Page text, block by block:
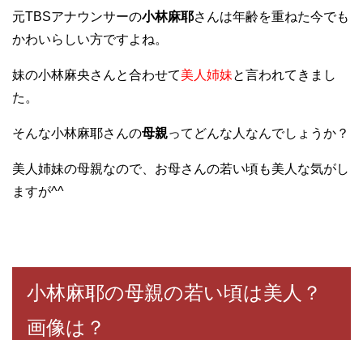
元TBSアナウンサーの小林麻耶さんは年齢を重ねた今でも
かわいらしい方ですよね。
妹の小林麻央さんと合わせて美人姉妹と言われてきまし
た。
そんな小林麻耶さんの母親ってどんな人なんでしょうか？
美人姉妹の母親なので、お母さんの若い頃も美人な気がし
ますが^^
小林麻耶の母親の若い頃は美人？
画像は？